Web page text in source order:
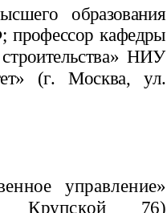
образования
кафедры
НИУ
(г.  Москва,   ул.
управление»
Крупской   76)